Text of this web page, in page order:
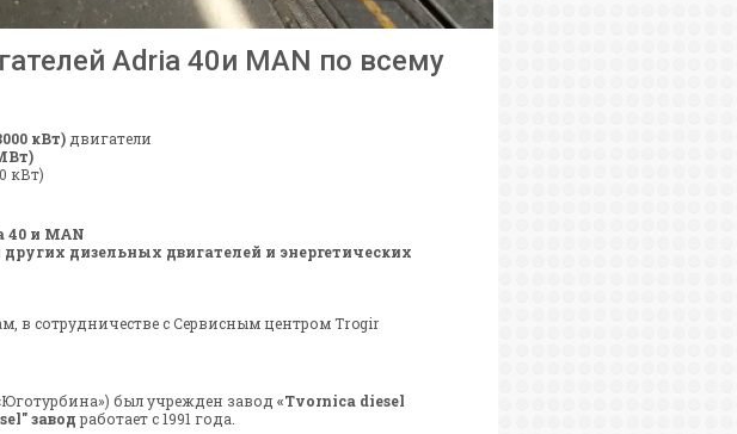
Adria 40и MAN по всему
кВт)двигатели
кВт)
40 и MAN
других дизельных двигателей и энергетических
в сотрудничестве с Сервисным центром Trogir
был учрежден завод «Tvornica diesel
завод работает с 1991 года.